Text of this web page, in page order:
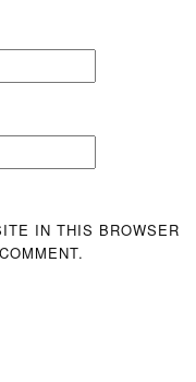
IN THIS BROWSER